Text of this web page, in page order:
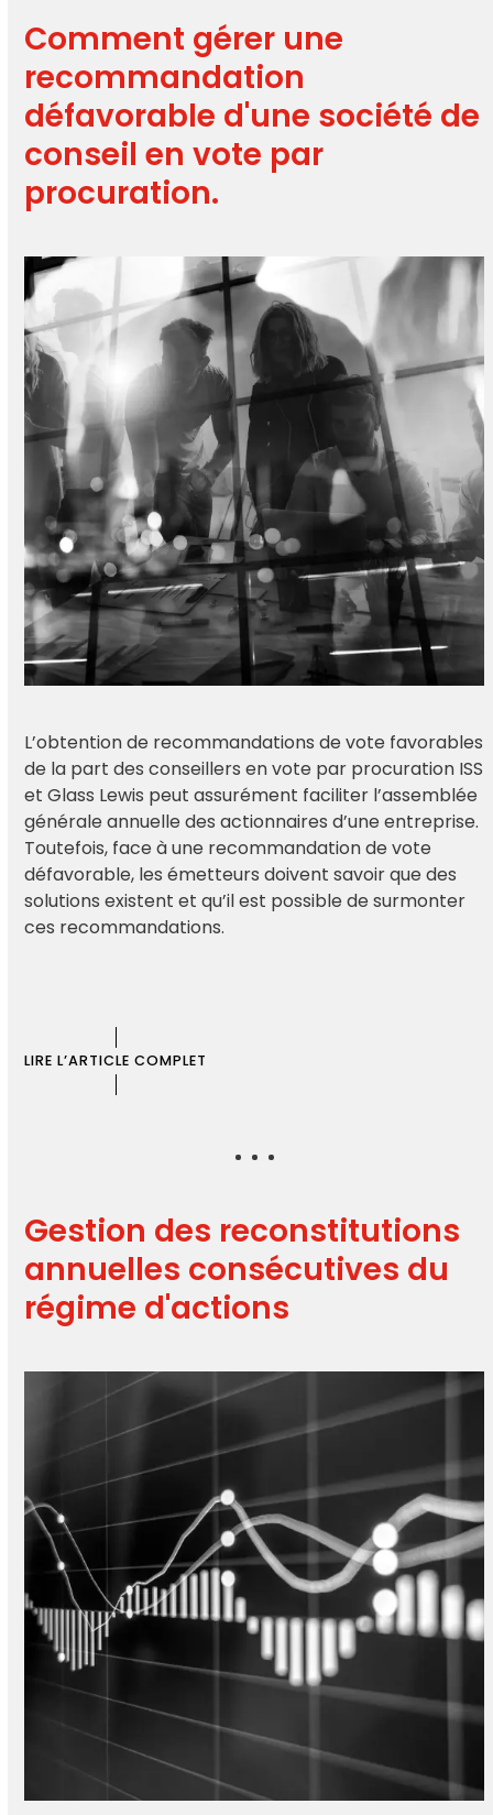
Comment gérer une
recommandation
défavorable d'une société de
conseil en vote par
procuration.
L’obtention de recommandations de vote favorables
de la part des conseillers en vote par procuration ISS
et Glass Lewis peut assurément faciliter l’assemblée
générale annuelle des actionnaires d’une entreprise.
Toutefois, face à une recommandation de vote
défavorable, les émetteurs doivent savoir que des
solutions existent et qu’il est possible de surmonter
ces recommandations.
LIRE L’ARTICLE COMPLET
Gestion des reconstitutions
annuelles consécutives du
régime d'actions